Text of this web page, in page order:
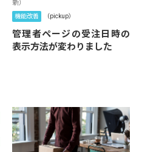
新）
機能改善 （pickup）
管理者ページの受注日時の
表示方法が変わりました